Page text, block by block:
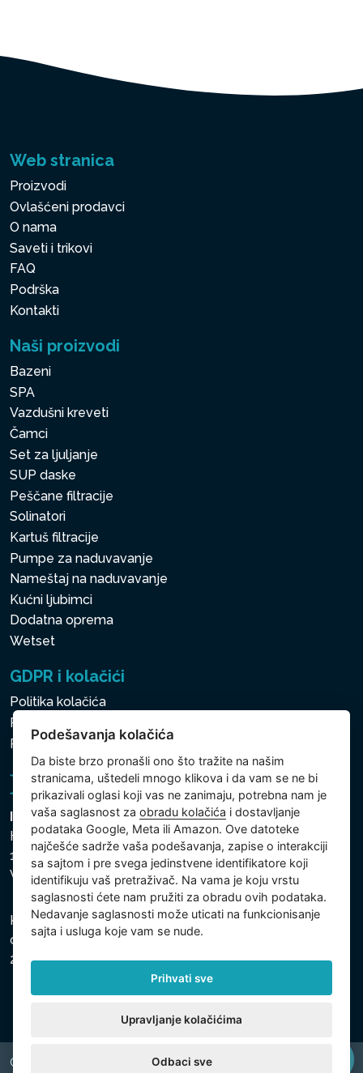
Web stranica
Proizvodi
Ovlašćeni prodavci
O nama
Saveti i trikovi
FAQ
Podrška
Kontakti
Naši proizvodi
Bazeni
SPA
Vazdušni kreveti
Čamci
Set za ljuljanje
SUP daske
Peščane filtracije
Solinatori
Kartuš filtracije
Pumpe za naduvavanje
Nameštaj na naduvavanje
Kućni ljubimci
Dodatna oprema
Wetset
GDPR i kolačići
Politika kolačića
Politika zaštite ličnih i drugih obrađivanih podataka
Politika kolačića
Intex Trading, s.r.o.
Hradecká 2526/3
130 00 Praha 3
Vinohrady - Česká republika
Kompanija je registrovana u Opštinskom sudu u Pragu,
odeljak C, uložak 74759, Identifikacioni broj kompanije:
26150808, Poreski identifikacioni broj: CZ26150808.
Copyright © 2026 INTEX TRADING s.r.o. All rights reserved.
Podešavanja kolačića
Da biste brzo pronašli ono što tražite na našim
stranicama, uštedeli mnogo klikova i da vam se ne bi
prikazivali oglasi koji vas ne zanimaju, potrebna nam je
vaša saglasnost zaobradu kolačića i dostavljanje
podataka Google, Meta ili Amazon. Ove datoteke
najčešće sadrže vaša podešavanja, zapise o interakciji
sa sajtom i pre svega jedinstvene identifikatore koji
identifikuju vaš pretraživač. Na vama je koju vrstu
saglasnosti ćete nam pružiti za obradu ovih podataka.
Nedavanje saglasnosti može uticati na funkcionisanje
sajta i usluga koje vam se nude.
Prihvati sve
Upravljanje kolačićima
Odbaci sve